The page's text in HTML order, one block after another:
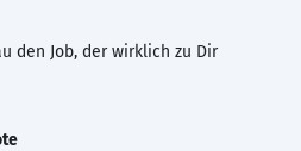
den Job, der wirklich zu Dir